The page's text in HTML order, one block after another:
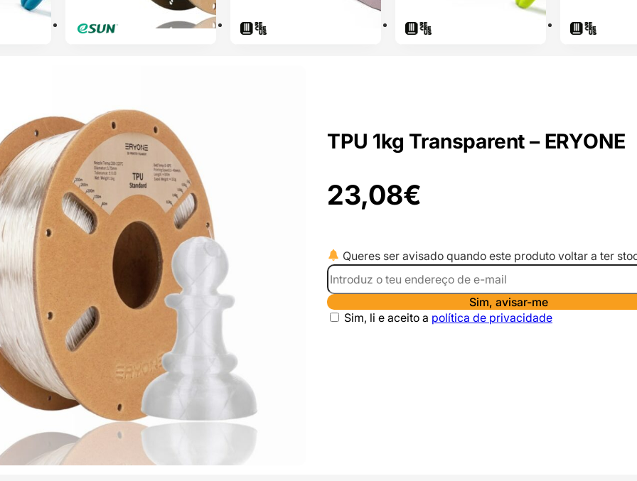
TPU 1kg Transparent – ERYONE
23,08€
Queres ser avisado quando este produto voltar a ter
Sim, avisar-me
Sim, li e aceito a política de privacidade